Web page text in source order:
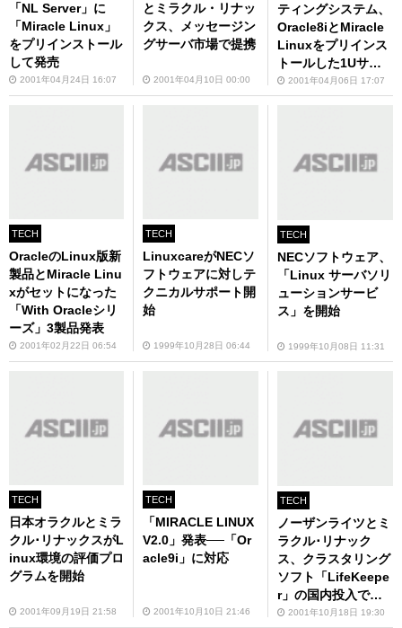
「NL Server」に
「Miracle Linux」
をプリインストール
して発売
2001年04月24日 16:07
とミラクル・リナッ
クス、メッセージン
グサーバ市場で提携
2001年04月10日 00:00
ティングシステム、
Oracle8iとMiracle
Linuxをプリインス
トールした1Uサー
バを発売
2001年04月06日 17:07
TECH
OracleのLinux版新
製品とMiracle Linu
xがセットになった
「With Oracleシリ
ーズ」3製品発表
2001年02月22日 06:54
TECH
LinuxcareがNECソ
フトウェアに対しテ
クニカルサポート開
始
1999年10月28日 06:44
TECH
NECソフトウェア、
「Linux サーバソリ
ューションサービ
ス」を開始
1999年10月08日 11:31
TECH
日本オラクルとミラ
クル･リナックスがL
inux環境の評価プロ
グラムを開始
2001年09月19日 21:58
TECH
「MIRACLE LINUX
V2.0」発表──「Or
acle9i」に対応
2001年10月10日 21:46
TECH
ノーザンライツとミ
ラクル･リナック
ス、クラスタリング
ソフト「LifeKeepe
r」の国内投入で提
携2001年10月18日 19:30